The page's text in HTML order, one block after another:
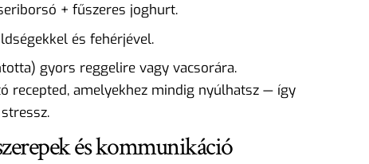
+ fűszeres joghurt.
és fehérjével.
gyors reggelire vagy vacsorára.
recepted, amelyekhez mindig nyúlhatsz — így
és kommunikáció